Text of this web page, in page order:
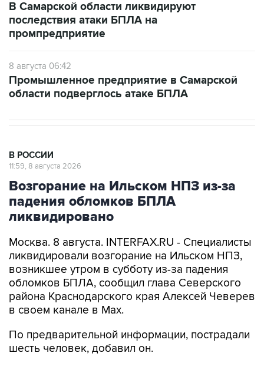
В Самарской области ликвидируют
последствия атаки БПЛА на
промпредприятие
8 августа 06:42
Промышленное предприятие в Самарской
области подверглось атаке БПЛА
В РОССИИ
11:59, 8 августа 2026
Возгорание на Ильском НПЗ из-за
падения обломков БПЛА
ликвидировано
Москва. 8 августа. INTERFAX.RU - Специалисты
ликвидировали возгорание на Ильском НПЗ,
возникшее утром в субботу из-за падения
обломков БПЛА, сообщил глава Северского
района Краснодарского края Алексей Чеверев
в своем канале в Max.
По предварительной информации, пострадали
шесть человек, добавил он.